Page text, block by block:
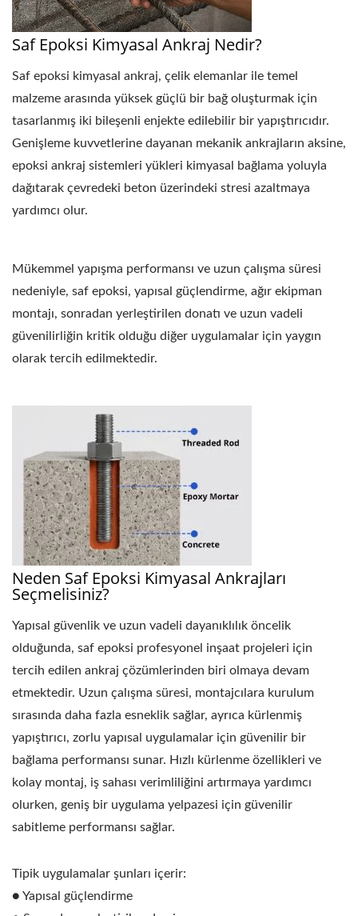
Saf Epoksi Kimyasal Ankraj Nedir?
Saf epoksi kimyasal ankraj, çelik elemanlar ile temel
malzeme arasında yüksek güçlü bir bağ oluşturmak için
tasarlanmış iki bileşenli enjekte edilebilir bir yapıştırıcıdır.
Genişleme kuvvetlerine dayanan mekanik ankrajların aksine,
epoksi ankraj sistemleri yükleri kimyasal bağlama yoluyla
dağıtarak çevredeki beton üzerindeki stresi azaltmaya
yardımcı olur.
Mükemmel yapışma performansı ve uzun çalışma süresi
nedeniyle, saf epoksi, yapısal güçlendirme, ağır ekipman
montajı, sonradan yerleştirilen donatı ve uzun vadeli
güvenilirliğin kritik olduğu diğer uygulamalar için yaygın
olarak tercih edilmektedir.
Neden Saf Epoksi Kimyasal Ankrajları
Seçmelisiniz?
Yapısal güvenlik ve uzun vadeli dayanıklılık öncelik
olduğunda, saf epoksi profesyonel inşaat projeleri için
tercih edilen ankraj çözümlerinden biri olmaya devam
etmektedir. Uzun çalışma süresi, montajcılara kurulum
sırasında daha fazla esneklik sağlar, ayrıca kürlenmiş
yapıştırıcı, zorlu yapısal uygulamalar için güvenilir bir
bağlama performansı sunar. Hızlı kürlenme özellikleri ve
kolay montaj, iş sahası verimliliğini artırmaya yardımcı
olurken, geniş bir uygulama yelpazesi için güvenilir
sabitleme performansı sağlar.
Tipik uygulamalar şunları içerir:
● Yapısal güçlendirme